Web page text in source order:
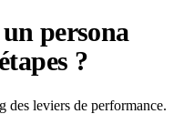
persona
?
des leviers de performance.